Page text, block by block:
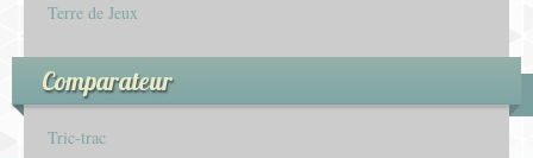
Terre de Jeux
Comparateur
Tric-trac